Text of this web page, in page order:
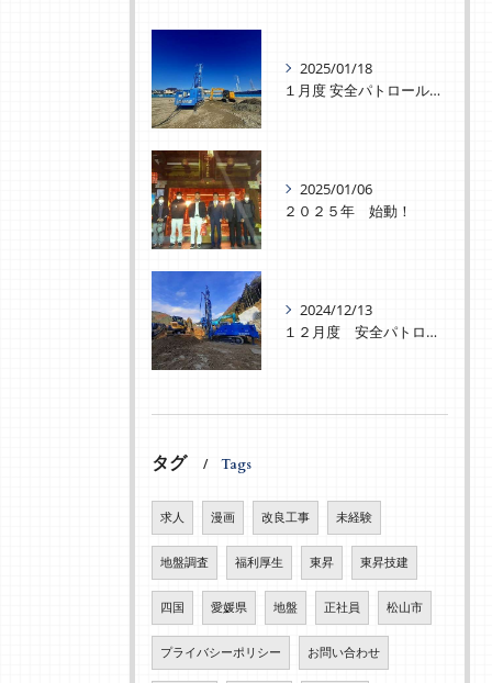
2025/01/18
１月度 安全パトロールを実施致しました！
2025/01/06
２０２５年 始動！
2024/12/13
１２月度 安全パトロールを実施致しました！
タグ Tags
求人 漫画 改良工事 未経験
地盤調査 福利厚生 東昇 東昇技建
四国 愛媛県 地盤 正社員 松山市
プライバシーポリシー お問い合わせ